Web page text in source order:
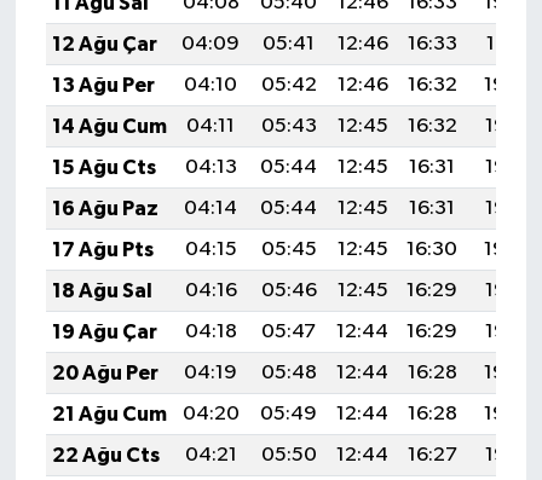
12 Ağu Çar
04:09 05:41 12:46 16:33
19:41
13 Ağu Per
04:10 05:42 12:46 16:32
19:39
14 Ağu Cum
04:11 05:43 12:45 16:32
19:38
15 Ağu Cts
04:13 05:44 12:45 16:31
19:37
16 Ağu Paz
04:14 05:44 12:45 16:31
19:36
17 Ağu Pts
04:15 05:45 12:45 16:30
19:34
18 Ağu Sal
04:16 05:46 12:45 16:29
19:33
19 Ağu Çar
04:18 05:47 12:44 16:29
19:32
20 Ağu Per
04:19 05:48 12:44 16:28
19:30
21 Ağu Cum
04:20 05:49 12:44 16:28
19:29
22 Ağu Cts
04:21 05:50 12:44 16:27
19:28